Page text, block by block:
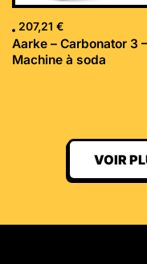
207,21 €
Aarke – Carbonator 3 –
Machine à soda
VOIR